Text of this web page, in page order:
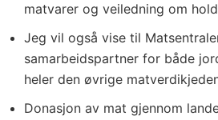
matvarer og veiledning om
Jeg vil også vise til
samarbeidspartner for både
heler den øvrige
Donasjon av mat gjennom